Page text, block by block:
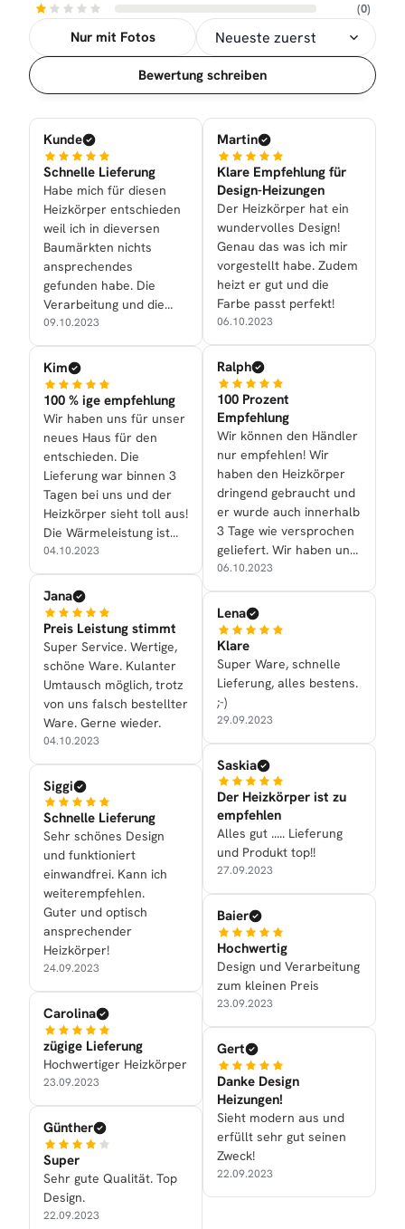
(0)
Nur mit Fotos
Sortierung
Bewertung schreiben
Kunde
Schnelle Lieferung
Habe mich für diesen
Heizkörper entschieden
weil ich in dieversen
Baumärkten nichts
ansprechendes
gefunden habe. Die
Verarbeitung und die
Optik überzeugen
vollauf.
09.10.2023
Kim
100 % ige empfehlung
Wir haben uns für unser
neues Haus für den
entschieden. Die
Lieferung war binnen 3
Tagen bei uns und der
Heizkörper sieht toll aus!
Die Wärmeleistung ist
ebenfalls gut.
04.10.2023
Jana
Preis Leistung stimmt
Super Service. Wertige,
schöne Ware. Kulanter
Umtausch möglich, trotz
von uns falsch bestellter
Ware. Gerne wieder.
04.10.2023
Siggi
Schnelle Lieferung
Sehr schönes Design
und funktioniert
einwandfrei. Kann ich
weiterempfehlen.
Guter und optisch
ansprechender
Heizkörper!
24.09.2023
Carolina
zügige Lieferung
Hochwertiger Heizkörper
23.09.2023
Günther
Super
Sehr gute Qualität. Top
Design.
22.09.2023
Martin
Klare Empfehlung für
Design-Heizungen
Der Heizkörper hat ein
wundervolles Design!
Genau das was ich mir
vorgestellt habe. Zudem
heizt er gut und die
Farbe passt perfekt!
06.10.2023
Ralph
100 Prozent
Empfehlung
Wir können den Händler
nur empfehlen! Wir
haben den Heizkörper
dringend gebraucht und
er wurde auch innerhalb
3 Tage wie versprochen
geliefert. Wir haben uns
für den Alrona in
Anthrazit entschieden.
Super schönes Design
und heizt auch gut!
06.10.2023
Lena
Klare
Super Ware, schnelle
Lieferung, alles bestens.
;-)
29.09.2023
Saskia
Der Heizkörper ist zu
empfehlen
Alles gut ..... Lieferung
und Produkt top!!
27.09.2023
Baier
Hochwertig
Design und Verarbeitung
zum kleinen Preis
23.09.2023
Gert
Danke Design
Heizungen!
Sieht modern aus und
erfüllt sehr gut seinen
Zweck!
22.09.2023